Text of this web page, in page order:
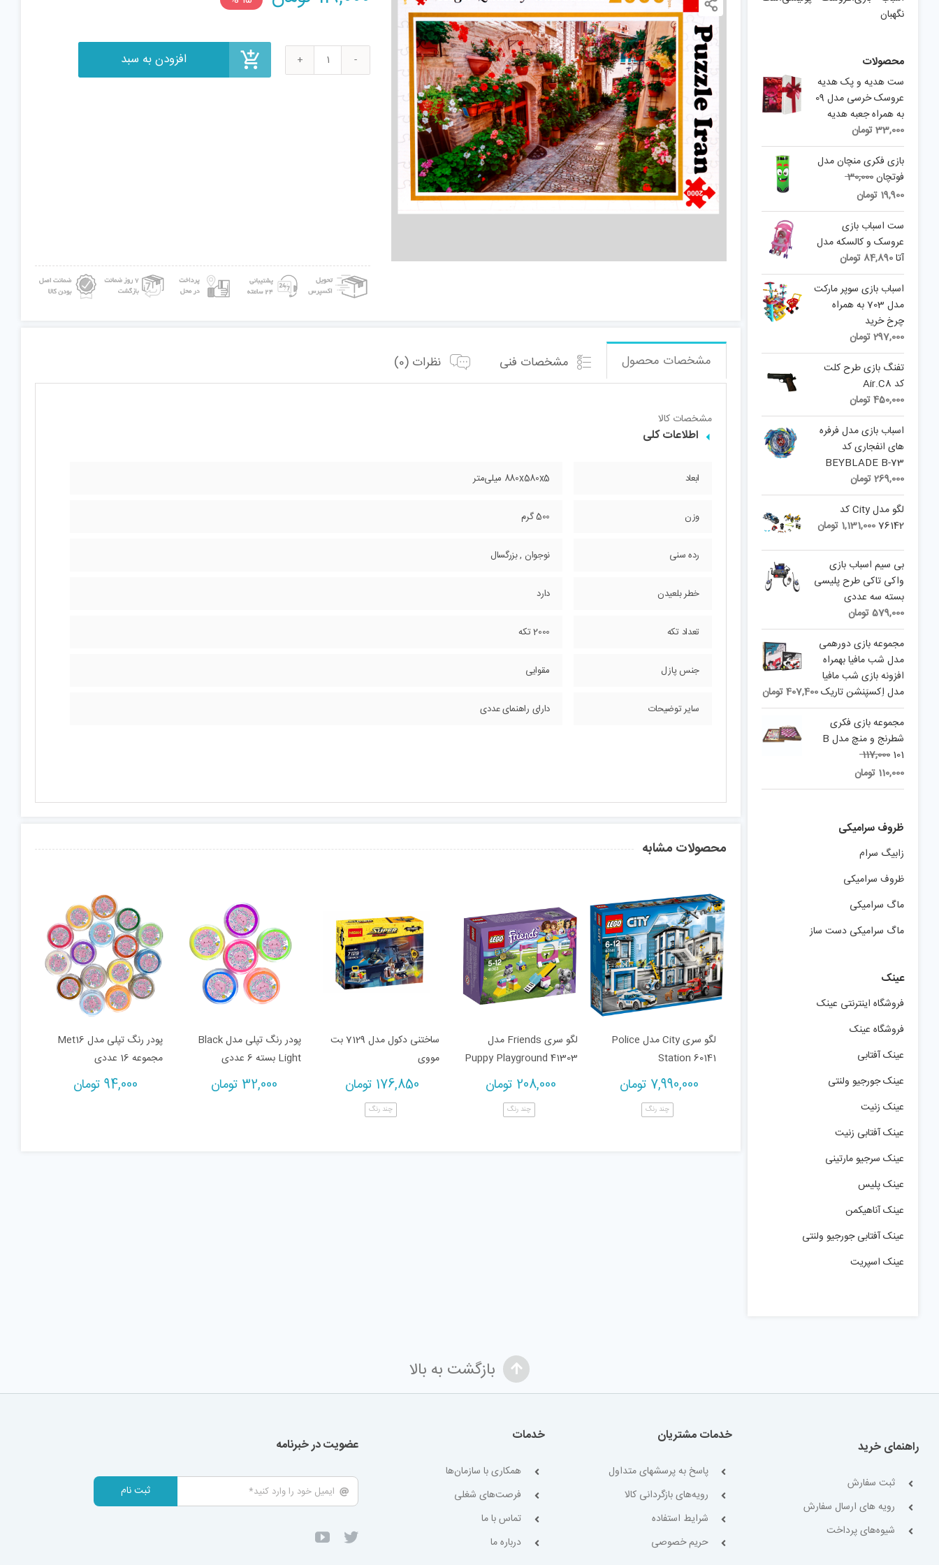
140,000 تومان.
price
119,000 تومان.
پازل
مشخصات محصول مشخصات فنی نظرات (0)
مشخصات کالا
اطلاعات کلی
ابعاد 880x580x5 میلی‌متر
وزن 500 گرم
رده سنی نوجوان , بزرگسال
خطر بلعیدن دارد
تعداد تکه 2000 تکه
جنس پازل مقوایی
سایر توضیحات دارای راهنمای عددی
محصولات مشابه
لگو سری City مدل Police
Station 60141
7,990,000 تومان
چند رنگ
لگو سری Friends مدل
Puppy Playground 41303
208,000 تومان
چند رنگ
ساختنی دکول مدل 7129 بت
مووی
176,850 تومان
چند رنگ
پودر رنگ تپلی مدل Black
Light بسته 6 عددی
32,000 تومان
پودر رنگ تپلی مدل Met16
مجموعه 16 عددی
94,000 تومان
نگهبان
محصولات
ست هديه و پک هدیه
عروسک خرسی مدل 09
به همراه جعبه هدیه
33,000تومان
بازی فکری منچان مدل
فوتچان30,000
Original
was:
30,000 تومان.
19,900 تومان
price
is:
19,900 تومان.
ست اسباب بازی
عروسک و کالسکه مدل
آتا84,890 تومان
اسباب بازی سوپر مارکت
مدل 703 به همراه
چرخ خرید
297,000تومان
تفنگ بازی طرح کلت
کد Air.C8
450,000تومان
اسباب بازی مدل فرفره
های انفجاری کد
BEYBLADE B-73
269,000تومان
لگو مدل City کد
76142
1,131,000 تومان
بی سیم اسباب بازی
واکی تاکی طرح پلیسی
بسته سه عددی
579,000تومان
مجموعه بازی دورهمی
مدل شب مافیا بهمراه
افزونه بازی شب مافیا
مدل اِکسپَنشن تاریک407,400تومان
مجموعه بازی فکری
شطرنج و منچ مدل B
101
117,000
Original
price
was:
110,000 تومان
price
110,000 تومان.
ظروف سرامیکی
زابیگ سرام
ظروف سرامیکی
ماگ سرامیکی
ماگ سرامیکی دست ساز
عینک
فروشگاه اینترنتی عینک
فروشگاه عینک
عینک آفتابی
عینک جورجیو ولنتی
عینک زنیت
عینک آفتابی زنیت
عینک سرجیو مارتینی
عینک پلیس
عینک آناهیکمن
عینک آفتابی جورجیو ولنتی
عینک اسپریت
بازگشت به بالا
راهنمای خرید
ثبت سفارش
رویه های ارسال سفارش
شیوه‌های پرداخت
خدمات مشتریان
پاسخ به پرسشهای متداول
رویه‌های بازگردانی کالا
شرایط استفاده
حریم خصوصی
خدمات
همکاری با سازمان‌ها
فرصت‌های شغلی
تماس با ما
درباره ما
عضویت در خبرنامه
ثبت نام